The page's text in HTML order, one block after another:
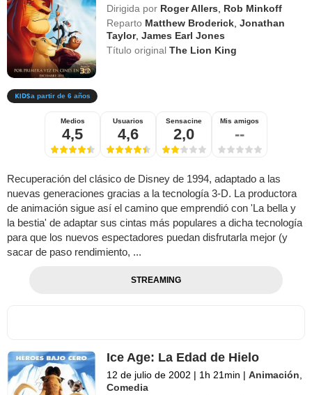
Dirigida por Roger Allers
Rob Minkoff
Reparto Matthew Broderick ,Jonathan
Taylor,James Earl Jones
Título originalThe Lion King
a partir de 6 años
Medios
4,5
Usuarios
4,6
Sensacine
2,0
Mis amigos
--
Recuperación del clásico de Disney de 1994, adaptado a las
nuevas generaciones gracias a la tecnología 3-D. La productora
de animación sigue así el camino que emprendió con 'La bella y
la bestia' de adaptar sus cintas más populares a dicha tecnología
para que los nuevos espectadores puedan disfrutarla mejor (y
sacar de paso rendimiento, ...
STREAMING
Ice Age: La Edad de Hielo
12 de julio de 2002 | 1h 21min | Animación
Comedia